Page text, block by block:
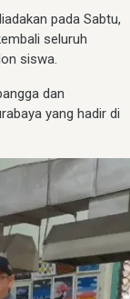
pada Sabtu,
seluruh
siswa.
dan
yang hadir di